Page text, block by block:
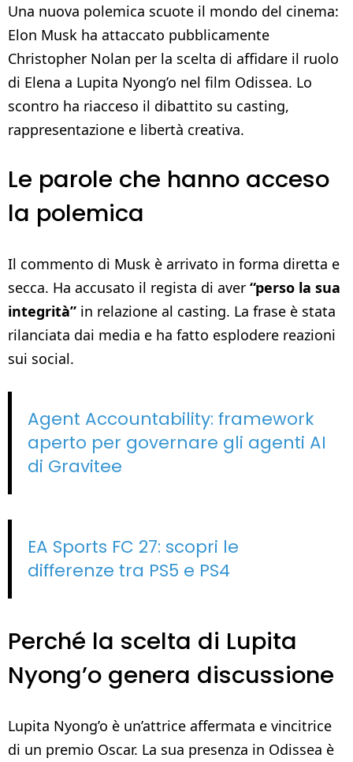
Una nuova polemica scuote il mondo del cinema:
Elon Musk ha attaccato pubblicamente
Christopher Nolan per la scelta di affidare il ruolo
di Elena a Lupita Nyong’o nel film Odissea. Lo
scontro ha riacceso il dibattito su casting,
rappresentazione e libertà creativa.
Le parole che hanno acceso
la polemica
Il commento di Musk è arrivato in forma diretta e
secca. Ha accusato il regista di aver “perso la sua
integrità” in relazione al casting. La frase è stata
rilanciata dai media e ha fatto esplodere reazioni
sui social.
Agent Accountability: framework
aperto per governare gli agenti AI
di Gravitee
EA Sports FC 27: scopri le
differenze tra PS5 e PS4
Perché la scelta di Lupita
Nyong’o genera discussione
Lupita Nyong’o è un’attrice affermata e vincitrice
di un premio Oscar. La sua presenza in Odissea è